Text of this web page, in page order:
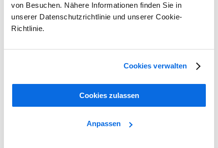
von Besuchen. Nähere Informationen finden Sie in
unserer Datenschutzrichtlinie und unserer Cookie-
Richtlinie.
Cookies verwalten
Cookies zulassen
Anpassen
ERP und PLM im Vergleich: Welche Lösung ist besser?